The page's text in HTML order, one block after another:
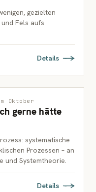
gezielten
Fels aufs
Details
Oktober
gerne hätte
systematische
Prozessen – an
und Systemtheorie.
Details